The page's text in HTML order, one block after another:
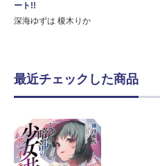
ート!!
深海ゆずは 榎木りか
最近チェックした商品